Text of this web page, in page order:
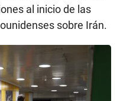
al inicio de las
sobre Irán.